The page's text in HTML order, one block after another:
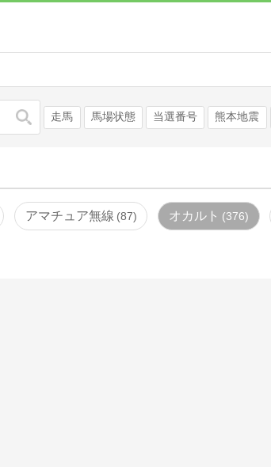
検索 走馬 馬場状態 当選番号 熊本地震
アマチュア無線 87 オカルト 376